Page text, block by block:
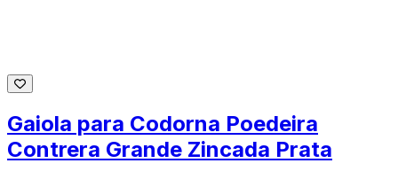
Gaiola para Codorna Poedeira
Contrera Grande Zincada Prata